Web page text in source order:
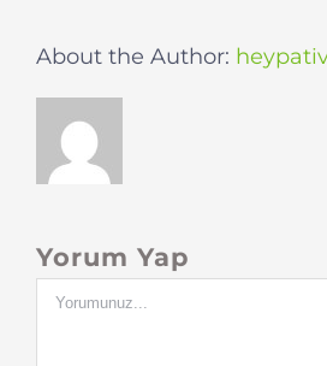
About the Author:
Yorum Yap
Yorum